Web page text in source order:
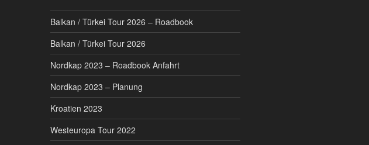
Balkan / Türkei Tour 2026 – Roadbook
Balkan / Türkei Tour 2026
Nordkap 2023 – Roadbook Anfahrt
Nordkap 2023 – Planung
Kroatien 2023
Westeuropa Tour 2022